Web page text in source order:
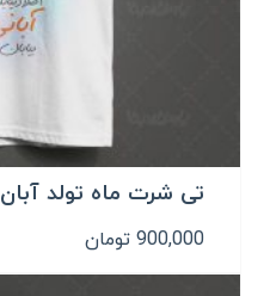
تی شرت ماه تولد آبان
900,000 تومان